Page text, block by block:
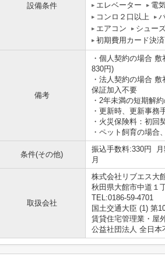
設備条件
エレベーター
電
コンロ２口以上
エアコン
シュー
初期費用カード決
備考
・個人契約の場合
830円)
・法人契約の場合
保証加入不要
・2年未満の短期解
・更新時、更新事務
・火災保険料：初回
・ペット飼育の場合
条件(その他)
振込手数料:330円 月
月
取扱会社
株式会社リブエス大
秋田県大館市中道１
TEL:0186-59-4701
国土交通大臣 (1) 第
賃貸住宅管理業・屋
公益社団法人 全日本